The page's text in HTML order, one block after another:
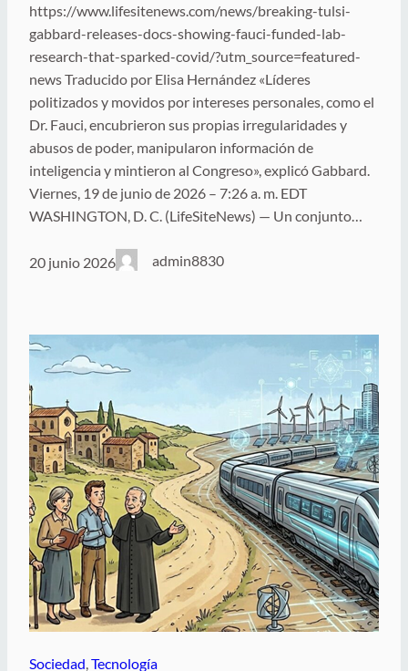
https://www.lifesitenews.com/news/breaking-tulsi-
gabbard-releases-docs-showing-fauci-funded-lab-
research-that-sparked-covid/?utm_source=featured-
news Traducido por Elisa Hernández «Líderes
politizados y movidos por intereses personales, como el
Dr. Fauci, encubrieron sus propias irregularidades y
abusos de poder, manipularon información de
inteligencia y mintieron al Congreso», explicó Gabbard.
Viernes, 19 de junio de 2026 – 7:26 a. m. EDT
WASHINGTON, D. C. (LifeSiteNews) — Un conjunto…
20 junio 2026 admin8830
Sociedad, Tecnología